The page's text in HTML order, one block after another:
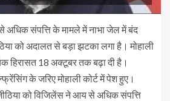
संपत्ति के मामले में नाभा जेल में बंद
को अदालत से बड़ा झटका लगा है। मोहाली
हिरासत 18 अक्टूबर तक बढ़ा दी है।
के जरिए मोहाली कोर्ट में पेश हुए।
को विजिलेंस ने आय से अधिक संपत्ति